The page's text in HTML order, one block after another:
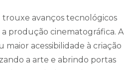
trouxe avanços tecnológicos
produção cinematográfica. A
acessibilidade à criação
a arte e abrindo portas